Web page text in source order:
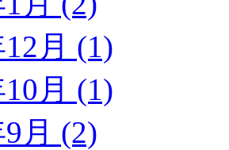
月 (1)
月 (1)
月 (2)